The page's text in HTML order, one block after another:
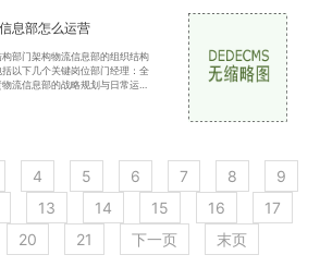
息部怎么运营
构部门架构物流信息部的组织结构
括以下几个关键岗位部门经理：全
物流信息部的战略规划与日常运
4 5 6 7 8
9
13 14 15 16
17
20 21 下一页 末页